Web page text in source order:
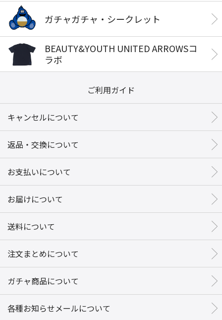
ガチャガチャ・シークレット
BEAUTY&YOUTH UNITED ARROWSコ
ラボ
ご利用ガイド
キャンセルについて
返品・交換について
お支払いについて
お届けについて
送料について
注文まとめについて
ガチャ商品について
各種お知らせメールについて